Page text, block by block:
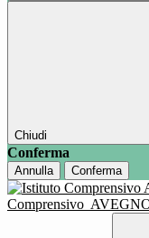
Chiudi
Conferma
Annulla Conferma
Comprensivo